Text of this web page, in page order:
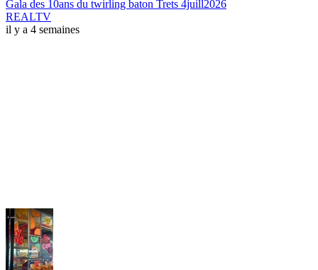
Gala des 10ans du twirling baton Trets 4juill2026
REALTV
il y a 4 semaines